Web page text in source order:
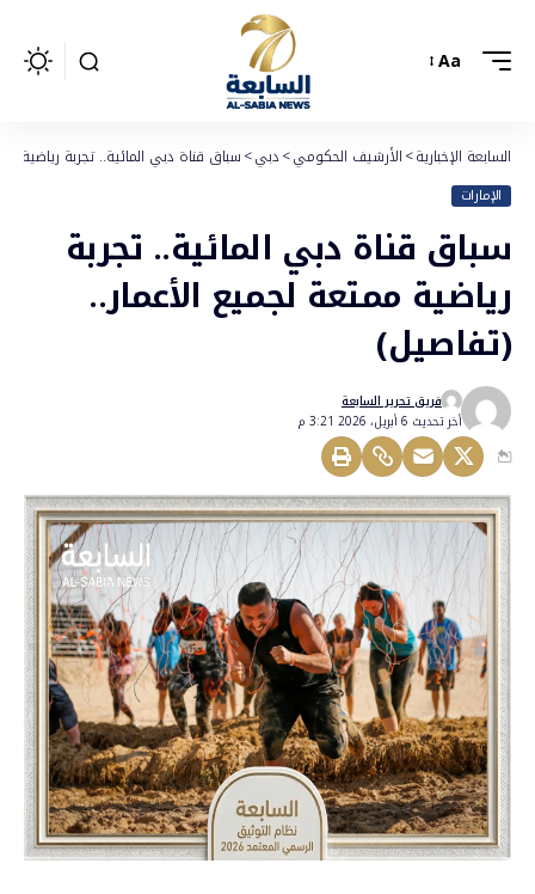
Aa
السابعة الإخبارية>الأرشيف الحكومي>دبي>سباق قناة دبي المائية.. تجربة رياضية
الإمارات
سباق قناة دبي المائية.. تجربة
رياضية ممتعة لجميع الأعمار..
(تفاصيل)
أخر تحديث 6 أبريل، 2026 3:21 م
فريق تحرير السابعة